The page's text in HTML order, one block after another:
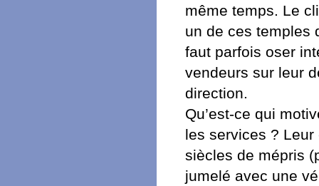
même temps. Le
un de ces temples
faut parfois oser
vendeurs sur leur
direction.
Qu’est-ce qui
les services ? Leur
siècles de mépris
jumelé avec une